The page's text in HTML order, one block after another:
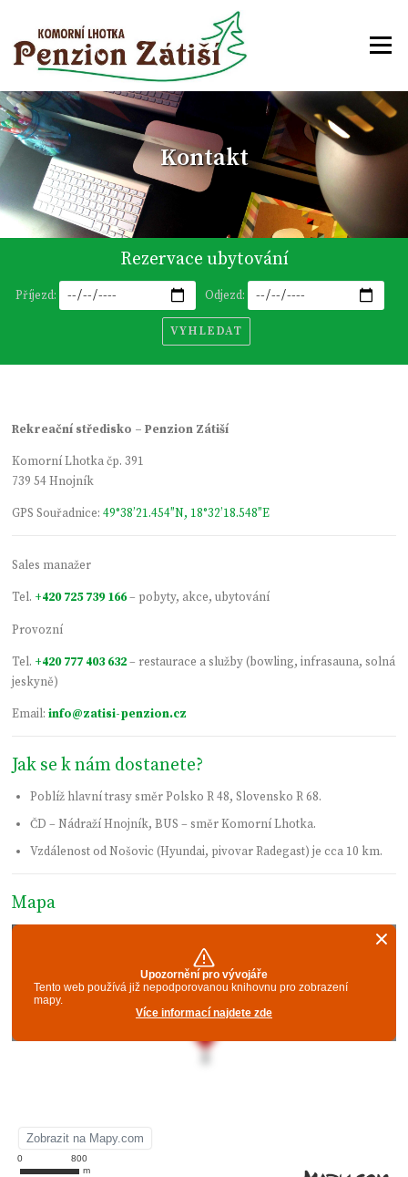
Menu
Kontakt
Rezervace ubytování
Příjezd: Odjezd:
Rekreační středisko – Penzion Zátiší
Komorní Lhotka čp. 391
739 54 Hnojník
GPS Souřadnice: 49°38’21.454″N, 18°32’18.548″E
Sales manažer
Tel. +420 725 739 166– pobyty, akce, ubytování
Provozní
Tel. +420 777 403 632– restaurace a služby (bowling, infrasauna, solná
jeskyně)
Email:info@zatisi-penzion.cz
Jak se k nám dostanete?
Poblíž hlavní trasy směr Polsko R 48, Slovensko R 68.
ČD – Nádraží Hnojník, BUS – směr Komorní Lhotka.
Vzdálenost od Nošovic (Hyundai, pivovar Radegast) je cca 10 km.
Mapa